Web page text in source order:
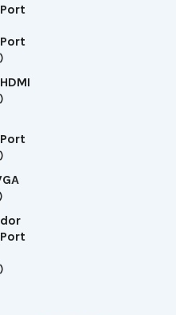
)
)
)
)
)